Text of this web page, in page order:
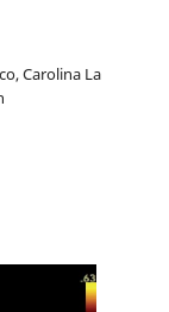
Carolina La